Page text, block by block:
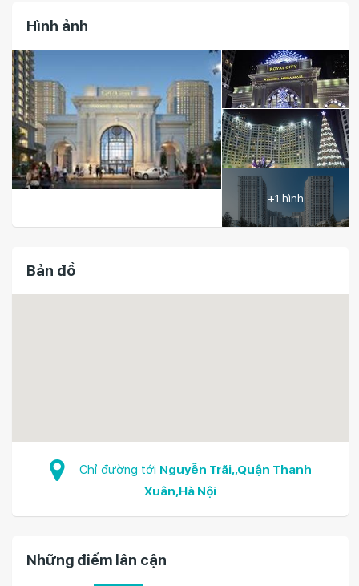
4000 căn hộ cao cấp. Khởi công năm 2010 và khánh thành ...
Hình ảnh
+1 hình
Bản đồ
Chỉ đường tới Nguyễn Trãi,,Quận Thanh
Xuân,Hà Nội
Những điểm lân cận